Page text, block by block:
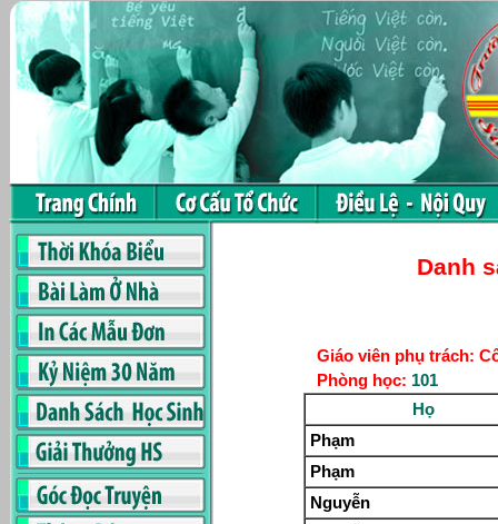
Danh
Giáo viên phụ trách:
Phòng học: 101
Họ
Phạm
Phạm
Nguyễn